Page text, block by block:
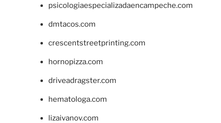
psicologiaespecializadaencampeche.com
dmtacos.com
crescentstreetprinting.com
hornopizza.com
driveadragster.com
hematologa.com
lizaivanov.com